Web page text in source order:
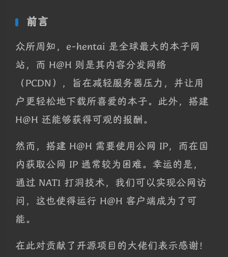
前言
众所周知，e-hentai 是全球最大的本子网
站，而 H@H 则是其内容分发网络
（PCDN），旨在减轻服务器压力，并让用
户更轻松地下载所喜爱的本子。此外，搭建
H@H 还能够获得可观的报酬。
然而，搭建 H@H 需要使用公网 IP，而在国
内获取公网 IP 通常较为困难。幸运的是，
通过 NAT1 打洞技术，我们可以实现公网访
问，这也使得运行 H@H 客户端成为了可
能。
在此对贡献了开源项目的大佬们表示感谢！